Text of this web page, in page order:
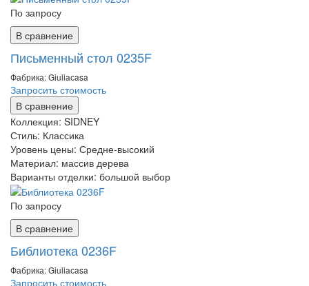
По запросу
В сравнение
Письменный стол 0235F
Фабрика: Giuliaсasa
Запросить стоимость
В сравнение
Коллекция: SIDNEY
Стиль: Классика
Уровень цены: Средне-высокий
Материал: массив дерева
Варианты отделки: большой выбор
По запросу
В сравнение
Библиотека 0236F
Фабрика: Giuliaсasa
Запросить стоимость